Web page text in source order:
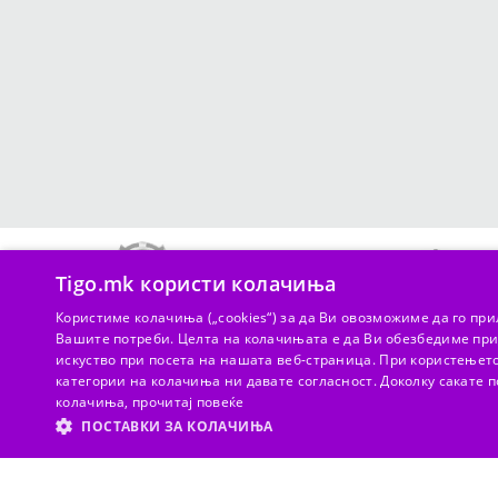
10 000 denarë për Tigo kredia e parë me shlyerje me
Tigo.mk користи колачиња
Користиме колачиња („cookies“) за да Ви oвoзможиме да го
Вашите потреби. Целта на колачињата е да Ви обезбедиме
искуство при посета на нашата веб-страница. При
категории на колачиња ни давате согласност. Доколку
колачиња, прочитај повеќе
ПОСТАВКИ ЗА КОЛАЧИЊА